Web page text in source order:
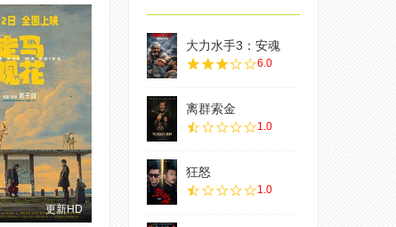
更新HD
大力水手3：安魂
6.0
离群索金
1.0
狂怒
1.0